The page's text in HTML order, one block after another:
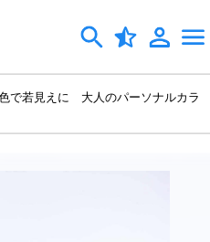
で若見えに 大人のパーソナルカラ